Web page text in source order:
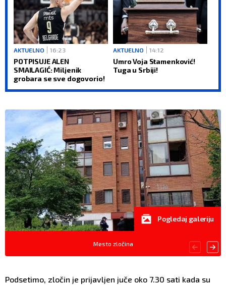
AKTUELNO 16:23
POTPISUJE ALEN
SMAILAGIĆ: Miljenik
grobara se sve dogovorio!
AKTUELNO 14:12
Umro Voja Stamenković!
Tuga u Srbiji!
Mesto zločina
Pogledaj galeriju
Podsetimo, zločin je prijavljen juče oko 7.30 sati kada su